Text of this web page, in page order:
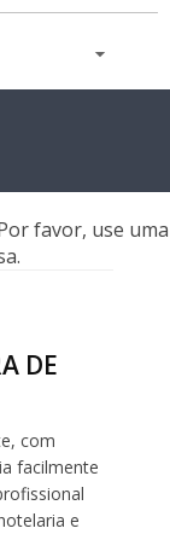
favor, use uma
DE
com
facilmente
e